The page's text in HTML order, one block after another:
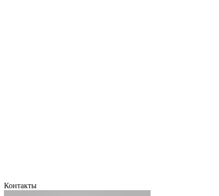
Контакты